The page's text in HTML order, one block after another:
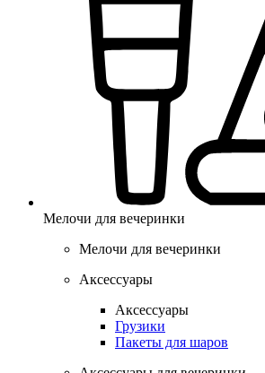
Мелочи для вечеринки
Мелочи для вечеринки
Аксессуары
Аксессуары
Грузики
Пакеты для шаров